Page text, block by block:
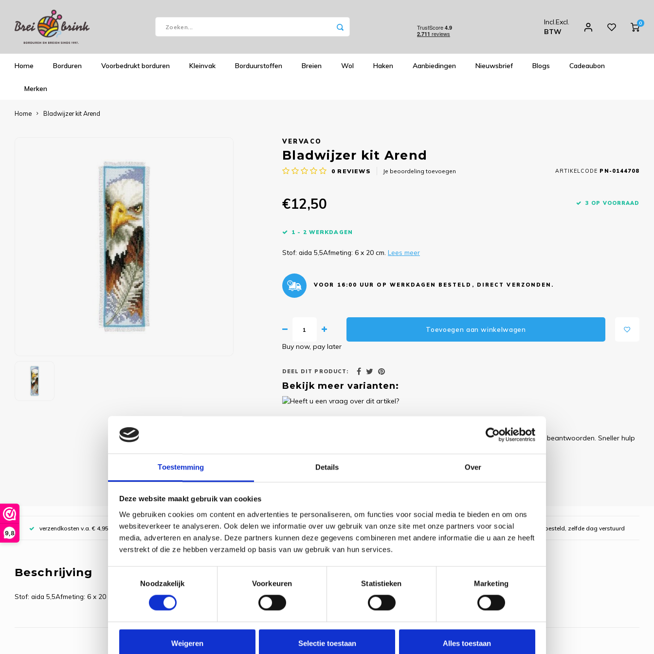
Toestemming Details Over
Deze website maakt gebruik van cookies
We gebruiken cookies om content en advertenties te personaliseren, om functies voor social media te bieden en om ons
websiteverkeer te analyseren. Ook delen we informatie over uw gebruik van onze site met onze partners voor social
media, adverteren en analyse. Deze partners kunnen deze gegevens combineren met andere informatie die u aan ze heeft
verstrekt of die ze hebben verzameld op basis van uw gebruik van hun services.
Noodzakelijk
Voorkeuren Statistieken Marketing
Weigeren Selectie toestaan Alles toestaan
9,8
Incl.Excl.
BTW
0
Home Borduren Voorbedrukt borduren Kleinvak Borduurstoffen Breien Wol Haken Aanbiedingen Nieuwsbrief Blogs Cadeaubon
Merken
Home Bladwijzer kit Arend
VERVACO
Bladwijzer kit Arend
0 REVIEWS Je beoordeling toevoegen ARTIKELCODE PN-0144708
€12,50 3 OP VOORRAAD
1 - 2 WERKDAGEN
Stof: aida 5,5Afmeting: 6 x 20 cm. Lees meer
VOOR 16:00 UUR OP WERKDAGEN BESTELD, DIRECT VERZONDEN.
Toevoegen aan winkelwagen
Buy now, pay later
DEEL DIT PRODUCT:
Bekijk meer varianten:
Onze medewerker helpt u met plezier! We proberen uw e-mail zo snel mogelijk te beantwoorden. Sneller hulp
Stuur een e-mail
verzendkosten v.a. € 4,95, boven € 70,00 gratis (NL) Goedgekeurd door Webwinkelkeur betaling achteraf mogelijk Voor 16:00 uur besteld, zelfde dag verstuurd
Beschrijving
Stof: aida 5,5Afmeting: 6 x 20 cm.